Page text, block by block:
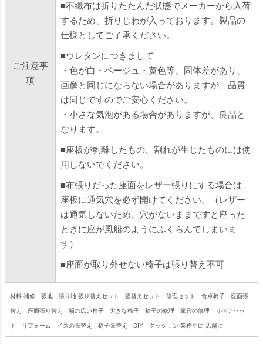
ご注意事
項
■不織布は折りたたんだ状態でメーカーから入荷
するため、折りじわが入っております。製品の
仕様としてご了承ください。
■ウレタンにつきまして
・色が白・ベージュ・黄色等、固体差があり、
画像と同じにならない場合がありますが、品質
は同じですのでご安心ください。
・小さな気泡がある場合がありますが、良品と
なります。
■座板が剥離したもの、割れが生じたものには使
用しないでください。
■布張りだった座面をレザー張りにする場合は、
座板に通気穴を必ず開けてください。（レザー
は通気しないため、穴がないままですと座った
ときに座が風船のようにふくらんでしまいま
す）
■座面が取り外せない椅子は張り替え不可
材料 補修 張地 張り地 張り替えセット 張替えセット 修理セット 食卓椅子 座面張
替え 座面張り替え 幅の広い椅子 大きな椅子 椅子の修理 家具の修理 リペアセッ
ト リフォーム イスの張替え 椅子張替え DIY クッション 業務用に 店舗に